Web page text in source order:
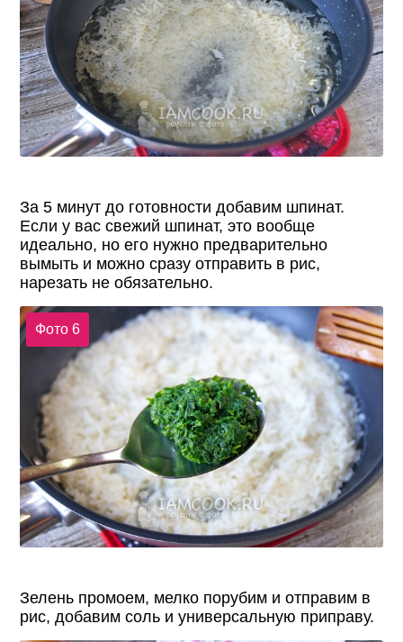
За 5 минут до готовности добавим шпинат.
Если у вас свежий шпинат, это вообще
идеально, но его нужно предварительно
вымыть и можно сразу отправить в рис,
нарезать не обязательно.
Фото 6
Зелень промоем, мелко порубим и отправим в
рис, добавим соль и универсальную приправу.